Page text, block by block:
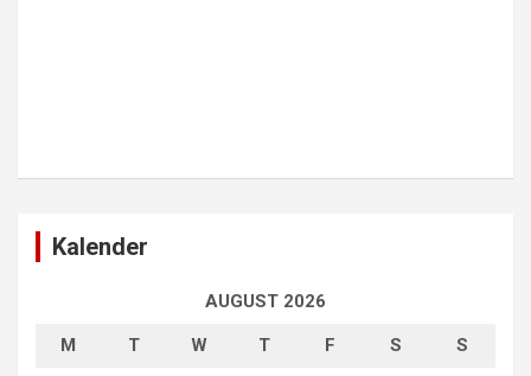
Kalender
AUGUST 2026
M T W T F S S